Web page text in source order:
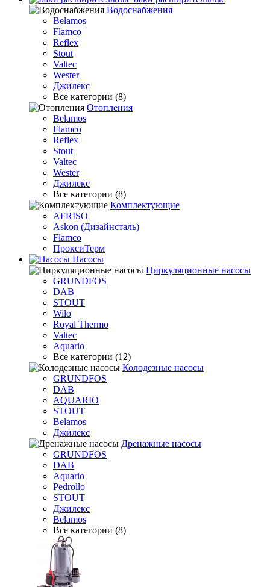
Водоснабжения
Belamos
Flamco
Reflex
Stout
Valtec
Wester
Джилекс
Все категории (8)
Отопления
Belamos
Flamco
Reflex
Stout
Valtec
Wester
Джилекс
Все категории (8)
Комплектующие
AFRISO
Askon (Дизайнсталь)
Flamco
ПроксиТерм
Насосы
Циркуляционные насосы
GRUNDFOS
DAB
STOUT
Wilo
Royal Thermo
Valtec
Aquario
Все категории (12)
Колодезные насосы
GRUNDFOS
DAB
AQUARIO
STOUT
Belamos
Джилекс
Дренажные насосы
GRUNDFOS
DAB
Aquario
Pedrollo
STOUT
Джилекс
Belamos
Все категории (8)